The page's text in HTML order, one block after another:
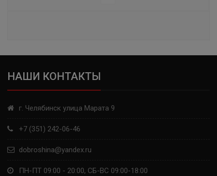
PILOT ALPIN4 ASYMMETRIC
ENERGY XM2 +
STARCROSS 5 MINI
НАШИ КОНТАКТЫ
г. Челябинск улица Марата 9
+7 (351) 242-06-46
dobroshina@yandex.ru
ПН-ПТ 09:00 - 20:00, СБ-ВС 09:00-18:00